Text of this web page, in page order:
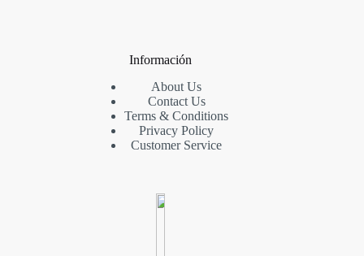
Información
About Us
Contact Us
Terms & Conditions
Privacy Policy
Customer Service